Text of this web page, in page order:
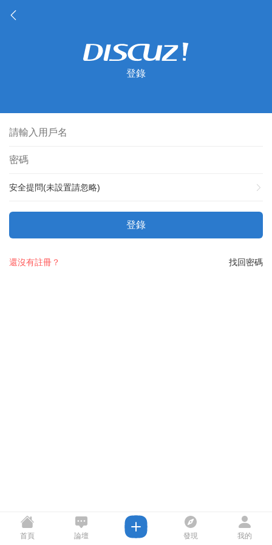
登錄
安全提問(未設置請忽略)
登錄
找回密碼
還沒有註冊？
首頁 論壇 發現 我的